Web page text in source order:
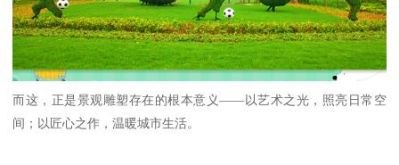
而这，正是景观雕塑存在的根本意义——以艺术之光，照亮日常空
间；以匠心之作，温暖城市生活。